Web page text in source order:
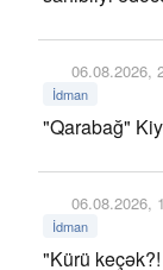
06.08.2026,
İdman
"Qarabağ"
06.08.2026,
İdman
"Kürü keçək?!